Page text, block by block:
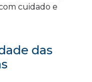
cuidado e
das